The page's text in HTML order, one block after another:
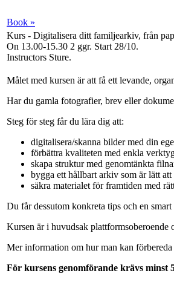
Book »
Kurs - Digitalisera ditt familjearkiv, från
On 13.00-15.30 2 ggr. Start 28/10.
Instructors Sture.
Målet med kursen är att få ett levande,
Har du gamla fotografier, brev eller
Steg för steg får du lära dig att:
digitalisera/skanna bilder med din
förbättra kvaliteten med enkla
skapa struktur med genomtänkta
bygga ett hållbart arkiv som är lätt
säkra materialet för framtiden med
Du får dessutom konkreta tips och en
Kursen är i huvudsak plattformsoberoende
Mer information om hur man kan
För kursens genomförande krävs minst